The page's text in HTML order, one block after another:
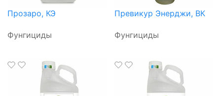
Прозаро, КЭ
Фунгициды
Превикур Энерджи, ВК
Фунгициды